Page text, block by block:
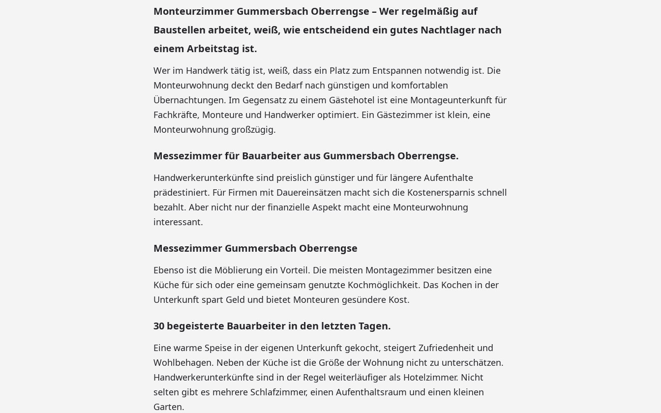
Monteurzimmer Gummersbach Oberrengse – Wer regelmäßig auf
Baustellen arbeitet, weiß, wie entscheidend ein gutes Nachtlager nach
einem Arbeitstag ist.
Wer im Handwerk tätig ist, weiß, dass ein Platz zum Entspannen notwendig ist. Die
Monteurwohnung deckt den Bedarf nach günstigen und komfortablen
Übernachtungen. Im Gegensatz zu einem Gästehotel ist eine Montageunterkunft für
Fachkräfte, Monteure und Handwerker optimiert. Ein Gästezimmer ist klein, eine
Monteurwohnung großzügig.
Messezimmer für Bauarbeiter aus Gummersbach Oberrengse.
Handwerkerunterkünfte sind preislich günstiger und für längere Aufenthalte
prädestiniert. Für Firmen mit Dauereinsätzen macht sich die Kostenersparnis schnell
bezahlt. Aber nicht nur der finanzielle Aspekt macht eine Monteurwohnung
interessant.
Messezimmer Gummersbach Oberrengse
Ebenso ist die Möblierung ein Vorteil. Die meisten Montagezimmer besitzen eine
Küche für sich oder eine gemeinsam genutzte Kochmöglichkeit. Das Kochen in der
Unterkunft spart Geld und bietet Monteuren gesündere Kost.
30 begeisterte Bauarbeiter in den letzten Tagen.
Eine warme Speise in der eigenen Unterkunft gekocht, steigert Zufriedenheit und
Wohlbehagen. Neben der Küche ist die Größe der Wohnung nicht zu unterschätzen.
Handwerkerunterkünfte sind in der Regel weiterläufiger als Hotelzimmer. Nicht
selten gibt es mehrere Schlafzimmer, einen Aufenthaltsraum und einen kleinen
Garten.